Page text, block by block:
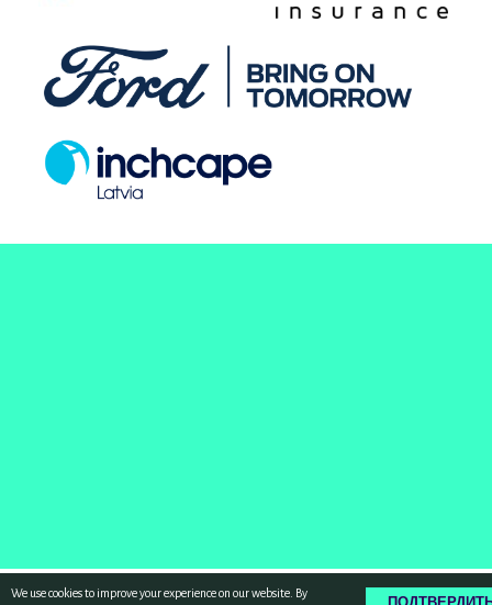
We use cookies to improve your experience on our website. By